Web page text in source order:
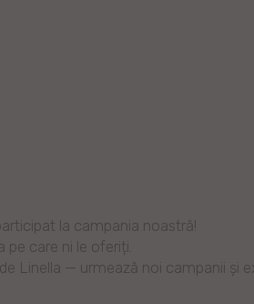
la campania noastră!
pe care ni le oferiți.
Linella — urmează noi campanii și